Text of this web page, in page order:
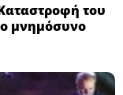
του
μνημόσυνο